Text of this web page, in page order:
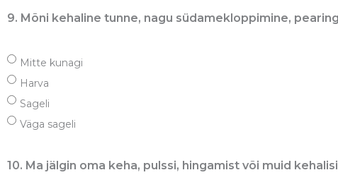
9. Mõni kehaline tunne, nagu südamekloppimine,
Mitte kunagi
Harva
Sageli
Väga sageli
10. Ma jälgin oma keha, pulssi, hingamist või muid